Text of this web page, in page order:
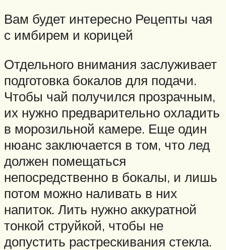
Вам будет интересно Рецепты чая
с имбирем и корицей
Отдельного внимания заслуживает
подготовка бокалов для подачи.
Чтобы чай получился прозрачным,
их нужно предварительно охладить
в морозильной камере. Еще один
нюанс заключается в том, что лед
должен помещаться
непосредственно в бокалы, и лишь
потом можно наливать в них
напиток. Лить нужно аккуратной
тонкой струйкой, чтобы не
допустить растрескивания стекла.